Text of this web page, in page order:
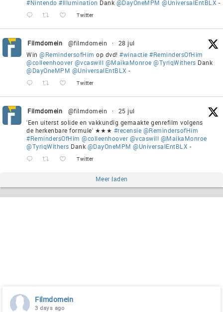
#Nintendo #Illumination Dank @DayOneMPM @UniversalEntBLX -
Twitter
Filmdomein @filmdomein ·
28 jul
Win @RemindersofHim op dvd! #winactie #RemindersOfHim
@colleenhoover @vcaswill @MaikaMonroe @TyriqWithers Dank
@DayOneMPM @UniversalEntBLX -
Twitter
Filmdomein @filmdomein ·
25 jul
'Een uiterst solide en vakkundig gemaakte genrefilm volgens
de herkenbare formule' ★★★ #recensie @RemindersofHim
#RemindersOfHim @colleenhoover @vcaswill @MaikaMonroe
@TyriqWithers Dank @DayOneMPM @UniversalEntBLX -
Twitter
Meer laden
Filmdomein
3 days ago